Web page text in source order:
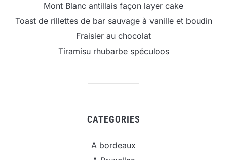
Mont Blanc antillais façon layer cake
Toast de rillettes de bar sauvage à vanille et boudin
Fraisier au chocolat
Tiramisu rhubarbe spéculoos
CATEGORIES
A bordeaux